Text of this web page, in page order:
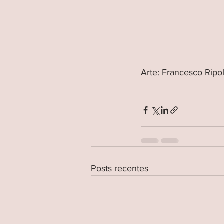
Arte: Francesco
Posts recentes